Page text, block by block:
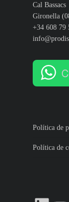
Cal Bassacs
Gironella
+34 608 79
Política de
Política de